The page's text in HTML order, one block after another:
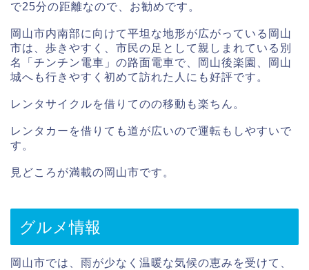
で25分の距離なので、お勧めです。
岡山市内南部に向けて平坦な地形が広がっている岡山
市は、歩きやすく、市民の足として親しまれている別
名「チンチン電車」の路面電車で、岡山後楽園、岡山
城へも行きやすく初めて訪れた人にも好評です。
レンタサイクルを借りてのの移動も楽ちん。
レンタカーを借りても道が広いので運転もしやすいで
す。
見どころが満載の岡山市です。
グルメ情報
岡山市では、雨が少なく温暖な気候の恵みを受けて、